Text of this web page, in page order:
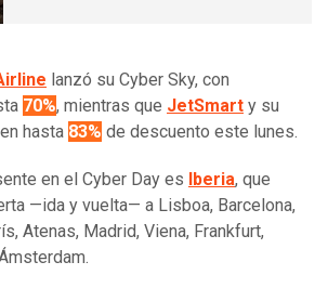
lanzó su Cyber Sky, con
70%, mientras que JetSmart y su
hasta 83% de descuento este lunes.
en el Cyber Day es Iberia, que
—ida y vuelta— a Lisboa, Barcelona,
Atenas, Madrid, Viena, Frankfurt,